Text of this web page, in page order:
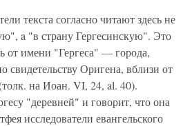
текста согласно читают здесь не
a "в страну Гергесинскую". Это
от имени "Гергеса" — города,
свидетельству Оригена, вблизи от
на Иоан. VI, 24, al. 40).
"деревней" и говорит, что она
исследователи евангельского